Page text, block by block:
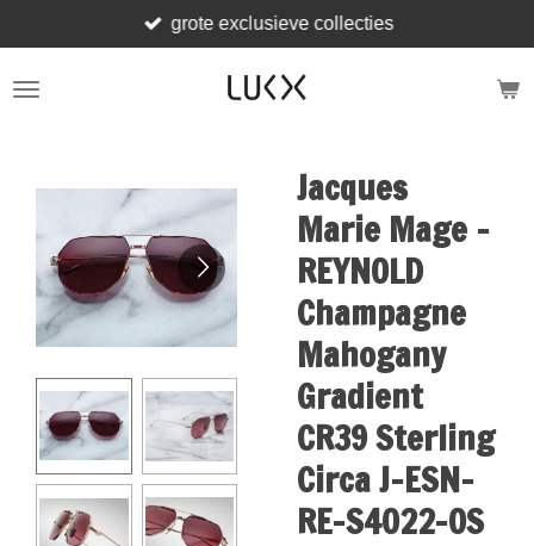
to
main
grote exclusieve collecties
Jacques
Marie Mage -
REYNOLD
Champagne
Mahogany
Gradient
CR39 Sterling
Circa J-ESN-
RE-S4022-OS